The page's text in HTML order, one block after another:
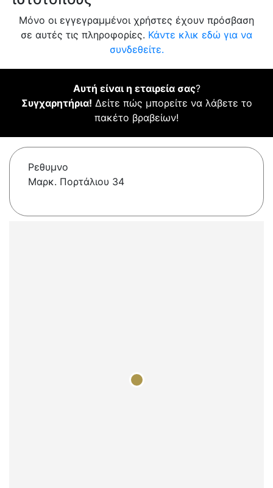
Μόνο οι εγγεγραμμένοι χρήστες έχουν πρόσβαση
σε αυτές τις πληροφορίες. Κάντε κλικ εδώ για να
συνδεθείτε.
Αυτή είναι η εταιρεία σας?
Συγχαρητήρια! Δείτε πώς μπορείτε να λάβετε το
πακέτο βραβείων!
Ρεθυμνο
Μαρκ. Πορτάλιου 34